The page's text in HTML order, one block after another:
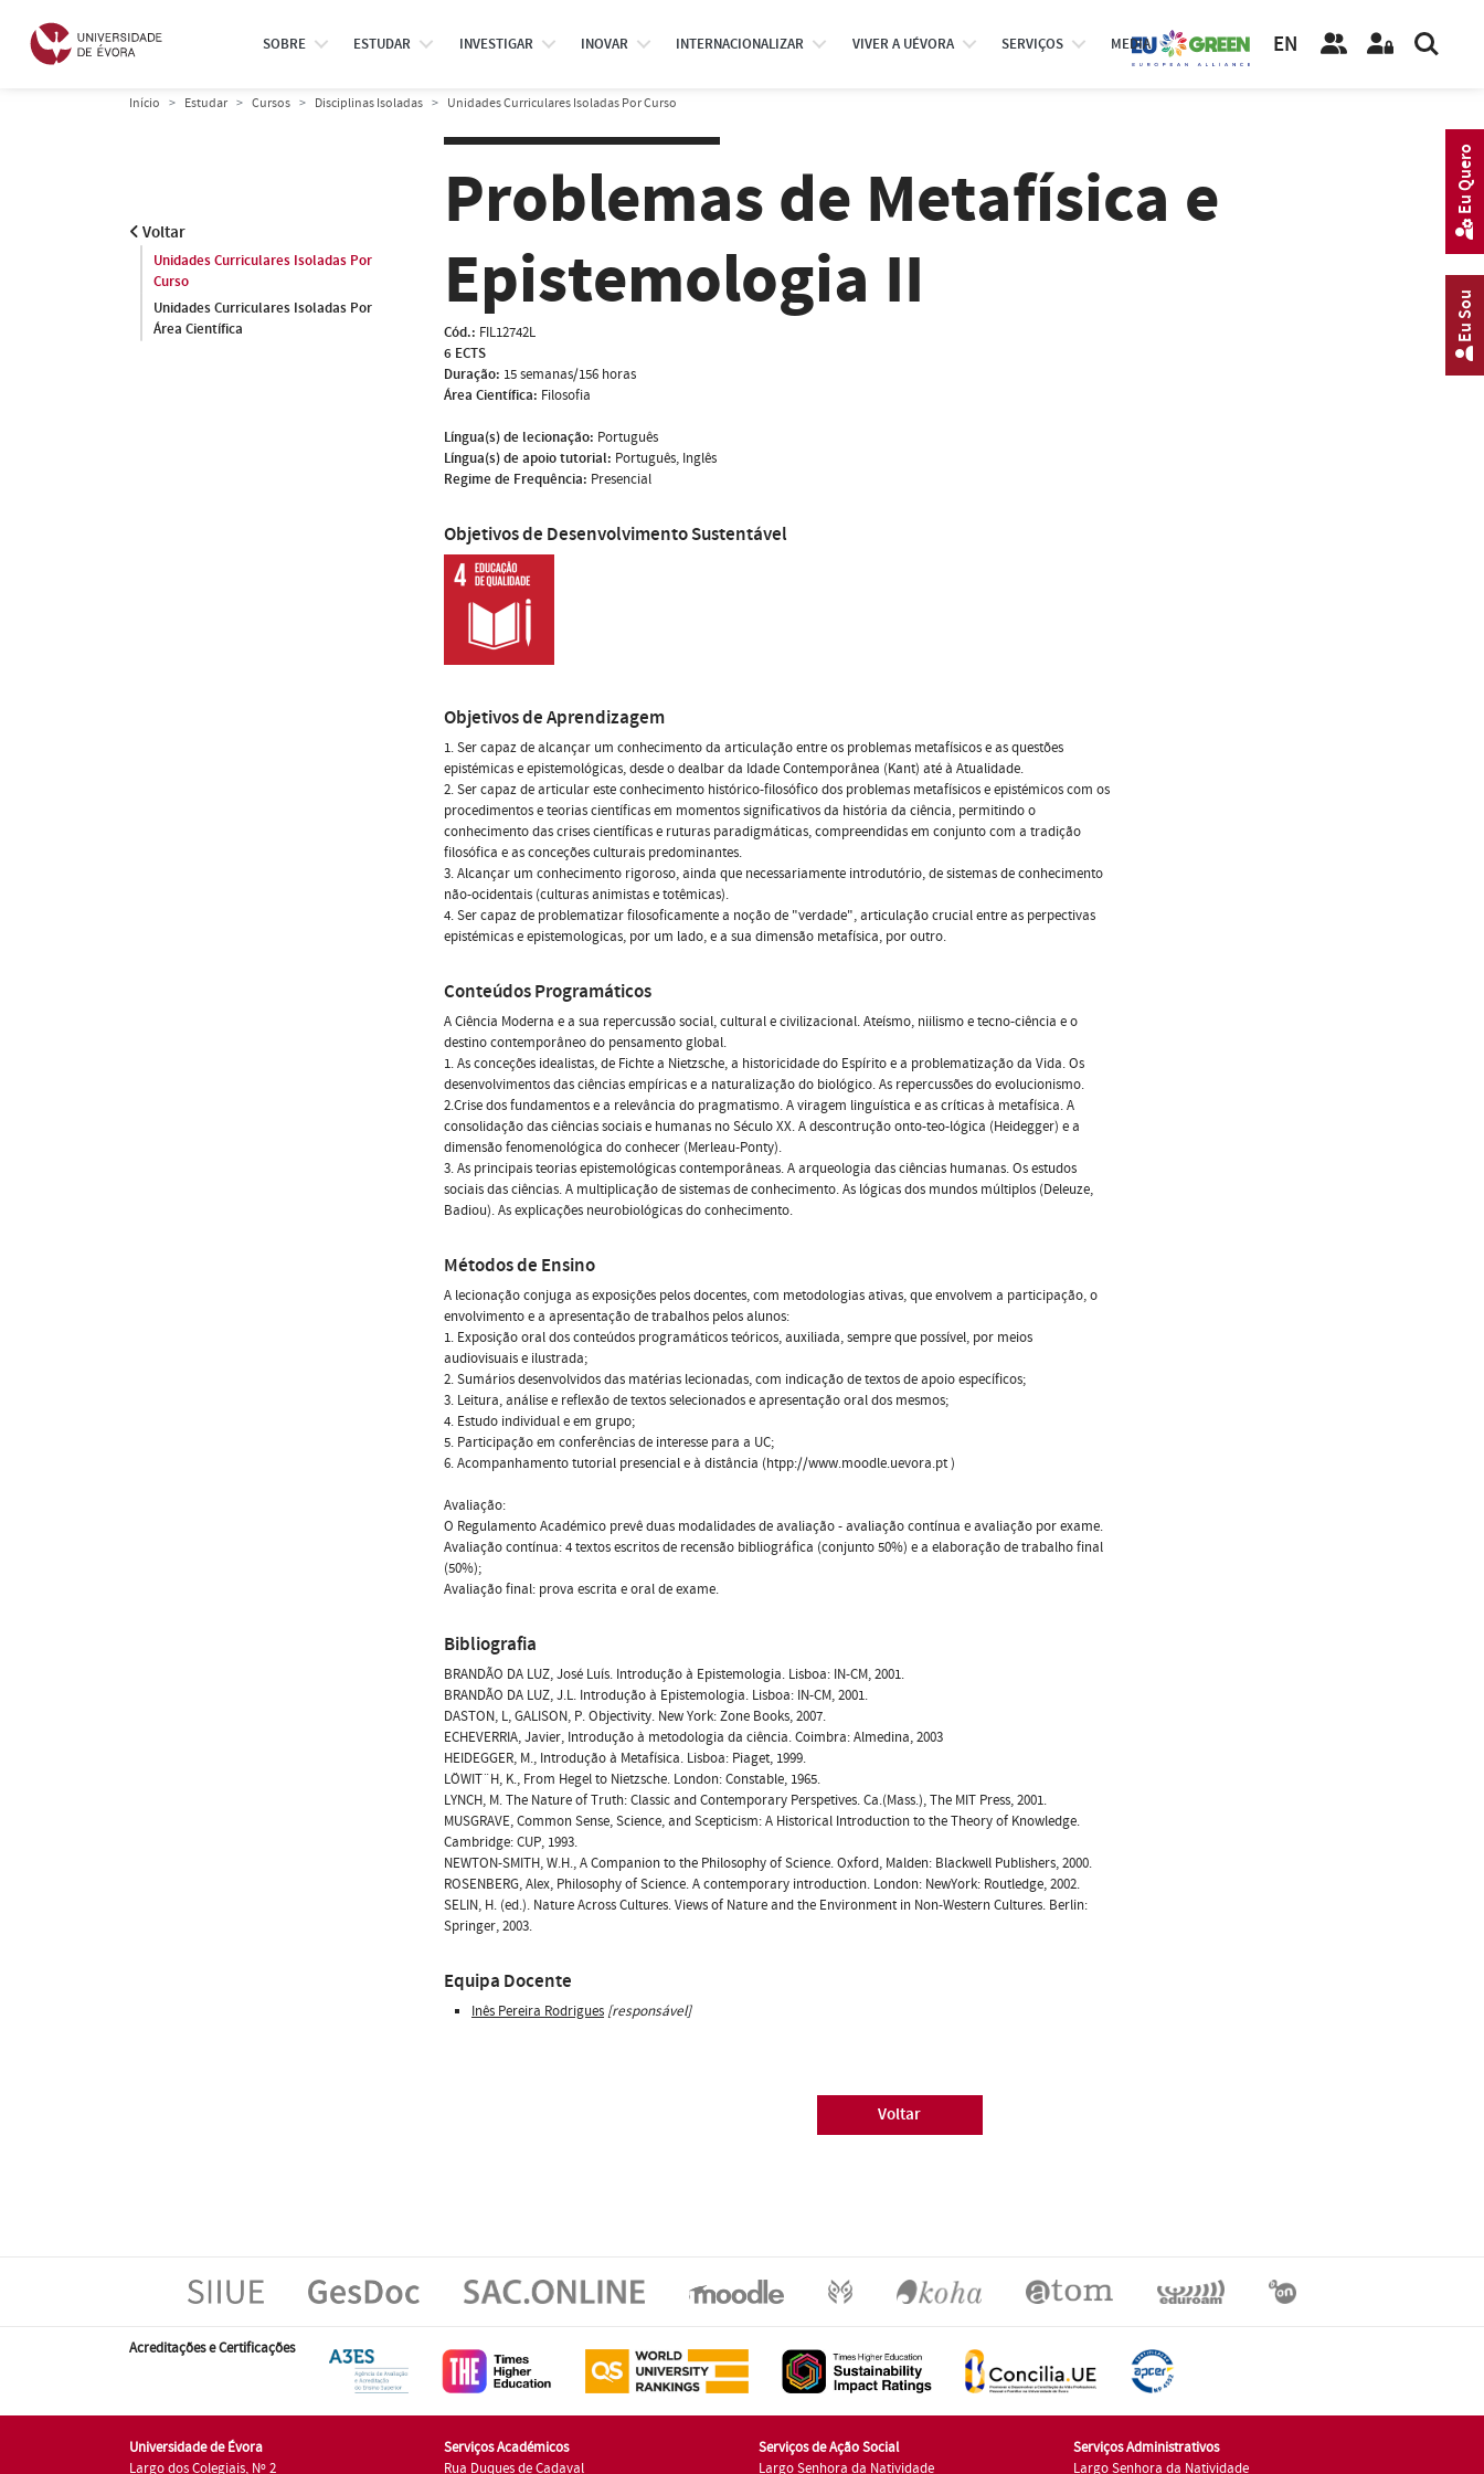
SOBRE ESTUDAR INVESTIGAR INOVAR INTERNACIONALIZAR VIVER A UÉVORA SERVIÇOS MEDIA EN
Início Estudar Cursos Disciplinas Isoladas Unidades Curriculares Isoladas Por Curso
Voltar
Unidades Curriculares Isoladas Por
Curso
Unidades Curriculares Isoladas Por
Área Científica
Problemas de Metafísica e
Epistemologia II
Cód.: FIL12742L
6 ECTS
Duração: 15 semanas/156 horas
Área Científica: Filosofia
Língua(s) de lecionação: Português
Língua(s) de apoio tutorial: Português, Inglês
Regime de Frequência: Presencial
Objetivos de Desenvolvimento Sustentável
Objetivos de Aprendizagem
1. Ser capaz de alcançar um conhecimento da articulação entre os problemas metafísicos e as questões
epistémicas e epistemológicas, desde o dealbar da Idade Contemporânea (Kant) até à Atualidade.
2. Ser capaz de articular este conhecimento histórico-filosófico dos problemas metafísicos e epistémicos com os
procedimentos e teorias científicas em momentos significativos da história da ciência, permitindo o
conhecimento das crises científicas e ruturas paradigmáticas, compreendidas em conjunto com a tradição
filosófica e as conceções culturais predominantes.
3. Alcançar um conhecimento rigoroso, ainda que necessariamente introdutório, de sistemas de conhecimento
não-ocidentais (culturas animistas e totêmicas).
4. Ser capaz de problematizar filosoficamente a noção de "verdade", articulação crucial entre as perpectivas
epistémicas e epistemologicas, por um lado, e a sua dimensão metafísica, por outro.
Conteúdos Programáticos
A Ciência Moderna e a sua repercussão social, cultural e civilizacional. Ateísmo, niilismo e tecno-ciência e o
destino contemporâneo do pensamento global.
1. As conceções idealistas, de Fichte a Nietzsche, a historicidade do Espírito e a problematização da Vida. Os
desenvolvimentos das ciências empíricas e a naturalização do biológico. As repercussões do evolucionismo.
2.Crise dos fundamentos e a relevância do pragmatismo. A viragem linguística e as críticas à metafísica. A
consolidação das ciências sociais e humanas no Século XX. A descontrução onto-teo-lógica (Heidegger) e a
dimensão fenomenológica do conhecer (Merleau-Ponty).
3. As principais teorias epistemológicas contemporâneas. A arqueologia das ciências humanas. Os estudos
sociais das ciências. A multiplicação de sistemas de conhecimento. As lógicas dos mundos múltiplos (Deleuze,
Badiou). As explicações neurobiológicas do conhecimento.
Métodos de Ensino
A lecionação conjuga as exposições pelos docentes, com metodologias ativas, que envolvem a participação, o
envolvimento e a apresentação de trabalhos pelos alunos:
1. Exposição oral dos conteúdos programáticos teóricos, auxiliada, sempre que possível, por meios
audiovisuais e ilustrada;
2. Sumários desenvolvidos das matérias lecionadas, com indicação de textos de apoio específicos;
3. Leitura, análise e reflexão de textos selecionados e apresentação oral dos mesmos;
4. Estudo individual e em grupo;
5. Participação em conferências de interesse para a UC;
6. Acompanhamento tutorial presencial e à distância (htpp://www.moodle.uevora.pt )
Avaliação:
O Regulamento Académico prevê duas modalidades de avaliação - avaliação contínua e avaliação por exame.
Avaliação contínua: 4 textos escritos de recensão bibliográfica (conjunto 50%) e a elaboração de trabalho final
(50%);
Avaliação final: prova escrita e oral de exame.
Bibliografia
BRANDÃO DA LUZ, José Luís. Introdução à Epistemologia. Lisboa: IN-CM, 2001.
BRANDÃO DA LUZ, J.L. Introdução à Epistemologia. Lisboa: IN-CM, 2001.
DASTON, L, GALISON, P. Objectivity. New York: Zone Books, 2007.
ECHEVERRIA, Javier, Introdução à metodologia da ciência. Coimbra: Almedina, 2003
HEIDEGGER, M., Introdução à Metafísica. Lisboa: Piaget, 1999.
LÖWIT¨H, K., From Hegel to Nietzsche. London: Constable, 1965.
LYNCH, M. The Nature of Truth: Classic and Contemporary Perspetives. Ca.(Mass.), The MIT Press, 2001.
MUSGRAVE, Common Sense, Science, and Scepticism: A Historical Introduction to the Theory of Knowledge.
Cambridge: CUP, 1993.
NEWTON-SMITH, W.H., A Companion to the Philosophy of Science. Oxford, Malden: Blackwell Publishers, 2000.
ROSENBERG, Alex, Philosophy of Science. A contemporary introduction. London: NewYork: Routledge, 2002.
SELIN, H. (ed.). Nature Across Cultures. Views of Nature and the Environment in Non-Western Cultures. Berlin:
Springer, 2003.
Equipa Docente
Inês Pereira Rodrigues [responsável]
Voltar
Acreditações e Certificações
Universidade de Évora
Largo dos Colegiais, Nº 2
Serviços Académicos
Rua Duques de Cadaval
Serviços de Ação Social
Largo Senhora da Natividade
Serviços Administrativos
Largo Senhora da Natividade
Eu Sou
Eu Quero